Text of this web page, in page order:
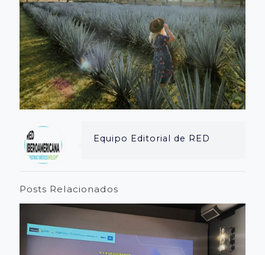
Equipo Editorial de RED
Posts Relacionados